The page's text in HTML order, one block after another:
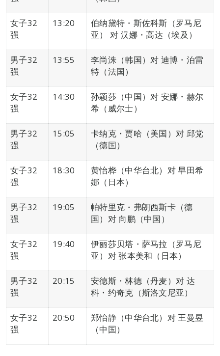
女子32
强
13:20
伯纳黛特・斯佐科斯（罗马尼
亚） 对 汉娜・高达（埃及）
男子32
强
13:55
李尚洙（韩国）对 迪博・泊雷
特（法国）
女子32
强
14:30
孙颖莎（中国）对 安娜・赫尔
希（威尔士）
男子32
强
15:05
卡纳克・贾哈（美国）对 邱党
（德国）
女子32
强
18:30
黄怡桦（中华台北）对 早田希
娜（日本）
男子32
强
19:05
帕特里克・弗朗西斯卡（德
国）对 向鹏（中国）
女子32
强
19:40
伊丽莎贝塔・萨马拉（罗马尼
亚）对 张本美和（日本）
男子32
强
20:15
安德斯・林德（丹麦）对 达
科・约奇克（斯洛文尼亚）
女子32
强
20:50
郑怡静（中华台北）对 王曼昱
（中国）